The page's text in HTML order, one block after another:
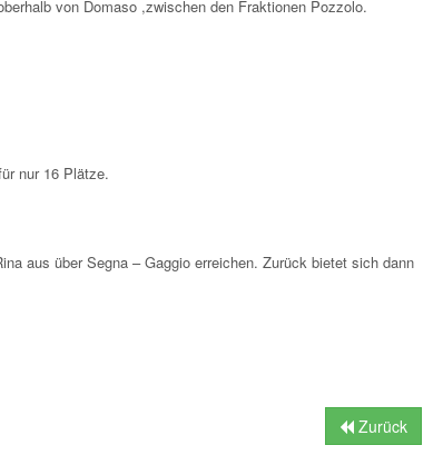
von Domaso ,zwischen den Fraktionen Pozzolo.
nur 16 Plätze.
aus über Segna – Gaggio erreichen. Zurück bietet sich dann
Zurück